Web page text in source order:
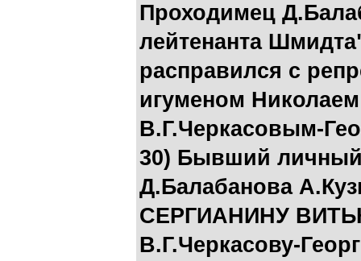
Проходимец
лейтенанта
расправился с
игуменом
В.Г.Черкасовым-
30) Бывший личный
Д.Балабанова
СЕРГИАНИНУ
В.Г.Черкасову-